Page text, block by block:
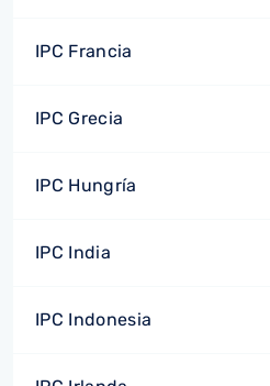
IPC Francia
IPC Grecia
IPC Hungría
IPC India
IPC Indonesia